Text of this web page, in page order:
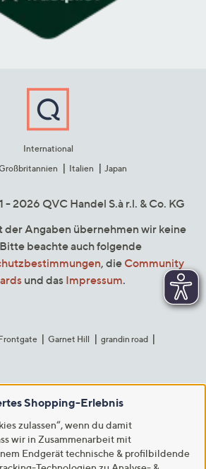
International
Italien Japan
2026 QVC Handel S.à r.l. & Co. KG
der Angaben übernehmen wir keine
beachte auch folgende
, die Community
und das Impressum.
Garnet Hill
grandin road
Shopping-Erlebnis
zulassen“, wenn du damit
wir in Zusammenarbeit mit
Endgerät technische & profilbildende